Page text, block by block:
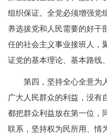
组织保证。全党必须增强党
养选拔党和人民需要的好干
任的社会主义事业接班人，
证党的基本理论、基本路线
第四，坚持全心全意为
广大人民群众的利益，没有
都把群众利益放在第一位，
联系，坚持权为民所用、情